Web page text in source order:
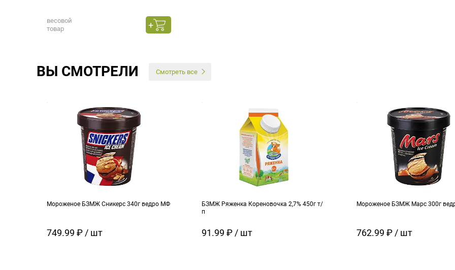
весовой
товар
ВЫ СМОТРЕЛИ Смотреть все
Мороженое БЗМЖ Сникерс 340г ведро МФ
749.99 ₽ / шт
БЗМЖ Ряженка Кореновочка 2,7% 450г т/
п
91.99 ₽ / шт
Мороженое БЗМЖ Марс 300г
762.99 ₽ / шт